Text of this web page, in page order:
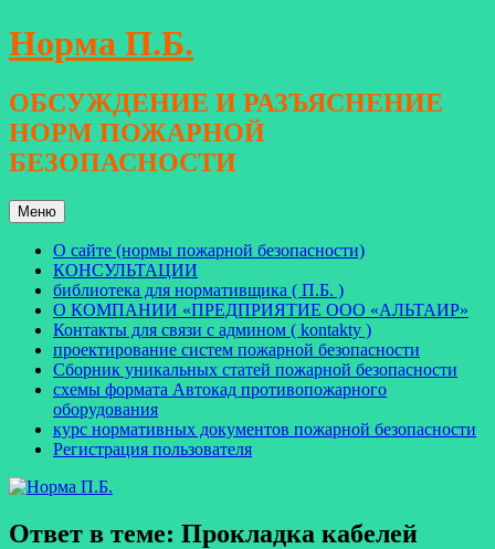
Перейти
к
Норма П.Б.
ОБСУЖДЕНИЕ И РАЗЪЯСНЕНИЕ
НОРМ ПОЖАРНОЙ
БЕЗОПАСНОСТИ
Меню
О сайте (нормы пожарной безопасности)
КОНСУЛЬТАЦИИ
библиотека для нормативщика ( П.Б. )
О КОМПАНИИ «ПРЕДПРИЯТИЕ ООО «АЛЬТАИР»
Контакты для связи с админом ( kontakty )
проектирование систем пожарной безопасности
Сборник уникальных статей пожарной безопасности
схемы формата Автокад противопожарного
оборудования
курс нормативных документов пожарной безопасности
Регистрация пользователя
Ответ в теме: Прокладка кабелей